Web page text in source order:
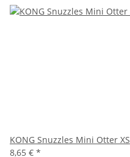
KONG Snuzzles Mini Otter XS
8,65 € *